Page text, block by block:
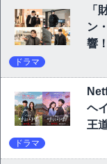
「
ン
響
ドラマ
ヘ
王
ドラマ